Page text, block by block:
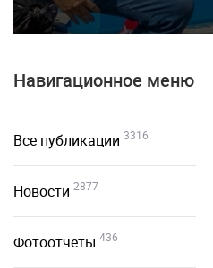
Навигационное меню
Все публикации 3316
Новости 2877
Фотоотчеты 436